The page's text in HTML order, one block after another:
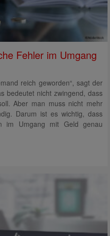
Fehler im Umgang
reich geworden“, sagt der
bedeutet nicht zwingend, dass
Aber man muss nicht mehr
Darum ist es wichtig, dass
im Umgang mit Geld genau